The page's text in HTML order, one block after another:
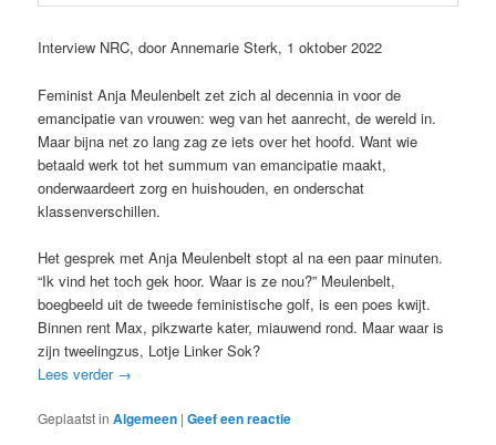
Interview NRC, door Annemarie Sterk, 1 oktober 2022
Feminist Anja Meulenbelt zet zich al decennia in voor de
emancipatie van vrouwen: weg van het aanrecht, de wereld in.
Maar bijna net zo lang zag ze iets over het hoofd. Want wie
betaald werk tot het summum van emancipatie maakt,
onderwaardeert zorg en huishouden, en onderschat
klassenverschillen.
Het gesprek met Anja Meulenbelt stopt al na een paar minuten.
“Ik vind het toch gek hoor. Waar is ze nou?” Meulenbelt,
boegbeeld uit de tweede feministische golf, is een poes kwijt.
Binnen rent Max, pikzwarte kater, miauwend rond. Maar waar is
zijn tweelingzus, Lotje Linker Sok?
Lees verder →
Geplaatst in Algemeen |Geef een reactie